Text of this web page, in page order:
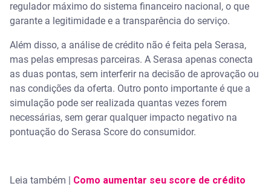
regulador máximo do sistema financeiro nacional, o que
garante a legitimidade e a transparência do serviço.
Além disso, a análise de crédito não é feita pela Serasa,
mas pelas empresas parceiras. A Serasa apenas conecta
as duas pontas, sem interferir na decisão de aprovação ou
nas condições da oferta. Outro ponto importante é que a
simulação pode ser realizada quantas vezes forem
necessárias, sem gerar qualquer impacto negativo na
pontuação do Serasa Score do consumidor.
Leia também | Como aumentar seu score de crédito